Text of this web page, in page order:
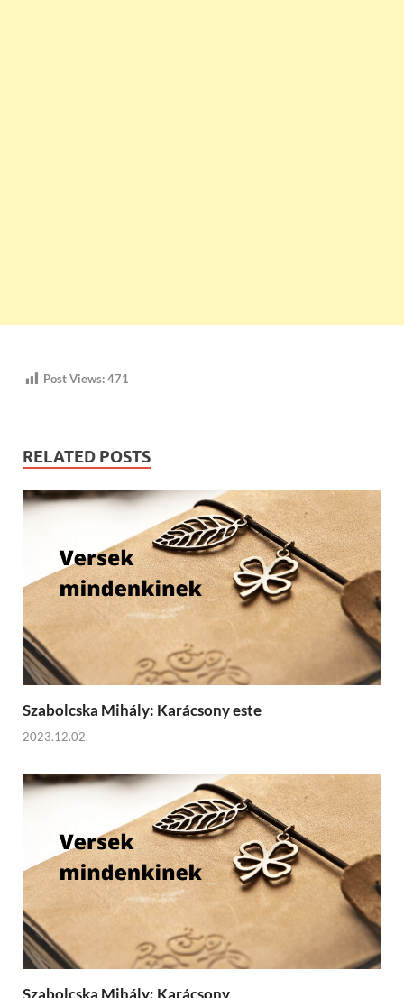
Post Views:471
RELATED POSTS
Szabolcska Mihály: Karácsony este
2023.12.02.